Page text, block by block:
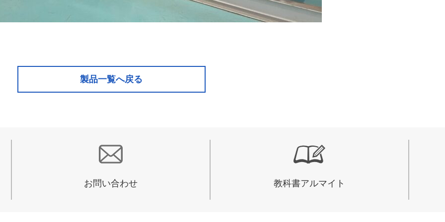
製品一覧へ戻る
お問い合わせ 教科書アルマイト